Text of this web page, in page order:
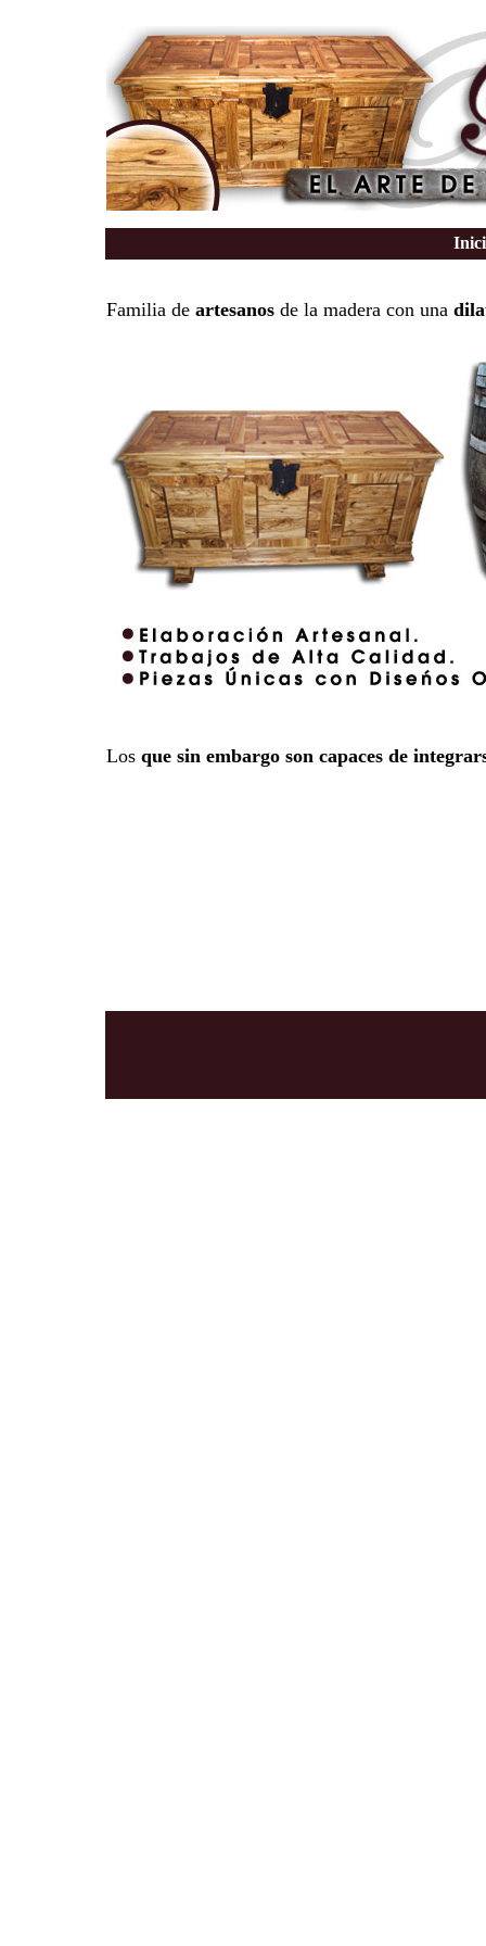
Familia de artesanosde la madera con una
Los que sin embargo son capaces de